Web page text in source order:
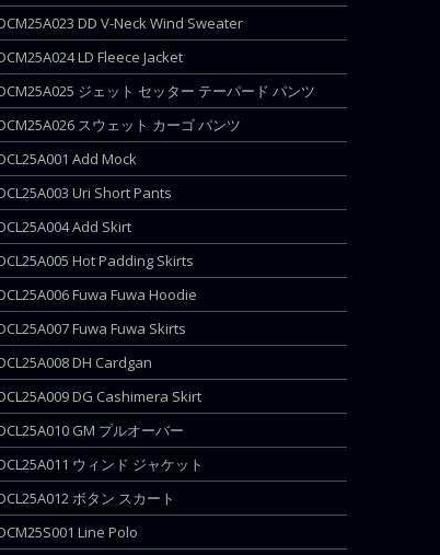
DD V-Neck Wind Sweater
LD Fleece Jacket
ジェット セッター テーパード パンツ
スウェット カーゴ パンツ
Add Mock
Uri Short Pants
Add Skirt
Hot Padding Skirts
Fuwa Fuwa Hoodie
Fuwa Fuwa Skirts
DH Cardgan
DG Cashimera Skirt
GM プルオーバー
ウィンド ジャケット
ボタン スカート
Line Polo